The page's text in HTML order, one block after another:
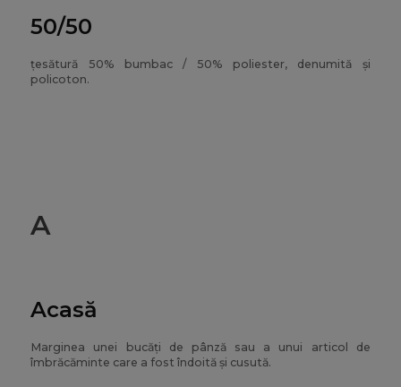
50/50
țesătură 50% bumbac / 50% poliester, denumită și
policoton.
A
Acasă
Marginea unei bucăți de pânză sau a unui articol de
îmbrăcăminte care a fost îndoită și cusută.